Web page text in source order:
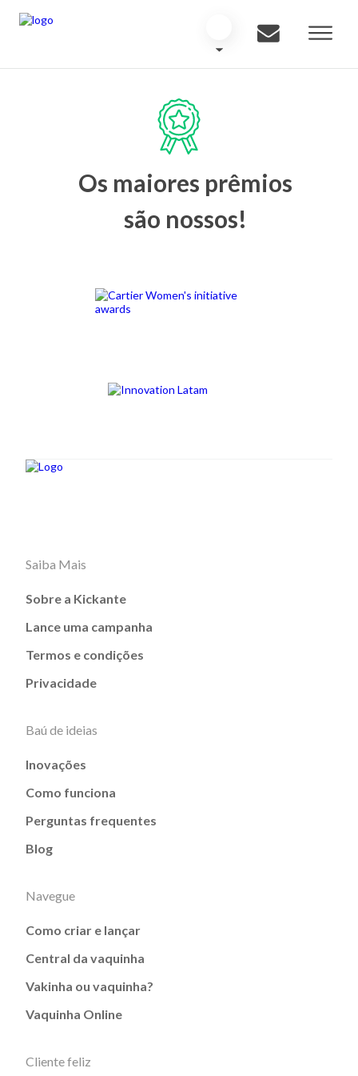
Os maiores prêmios
são nossos!
Saiba Mais
Sobre a Kickante
Lance uma campanha
Termos e condições
Privacidade
Baú de ideias
Inovações
Como funciona
Perguntas frequentes
Blog
Navegue
Como criar e lançar
Central da vaquinha
Vakinha ou vaquinha?
Vaquinha Online
Cliente feliz